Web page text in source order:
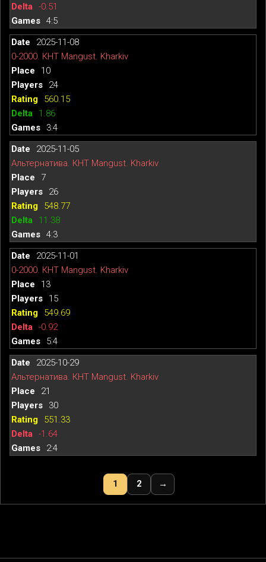
-0.51
4:5
2025-11-08
0-2000. КНТ Mangust. Kharkiv
10
24
560.15
1.86
3:4
2025-11-05
Альтернатива. КНТ Mangust. Kharkiv
7
26
548.77
11.38
4:3
2025-11-01
0-2000. КНТ Mangust. Kharkiv
13
15
549.69
-0.92
5:4
2025-10-29
Альтернатива. КНТ Mangust. Kharkiv
21
30
551.33
-1.64
2:4
1 2 →